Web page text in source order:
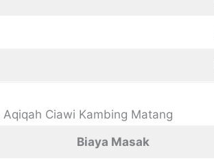
Aqiqah Ciawi Kambing Matang
Biaya Masak